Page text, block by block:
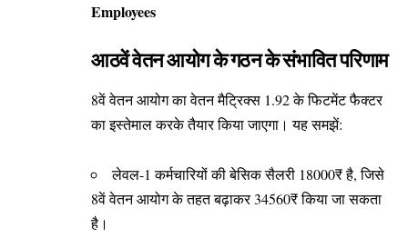
Employees
आठवें वेतन आयोग के गठन के संभावित परिणाम
8वें वेतन आयोग का वेतन मैट्रिक्स 1.92 के फिटमेंट फैक्टर
का इस्तेमाल करके तैयार किया जाएगा। यह समझें:
लेवल-1 कर्मचारियों की बेसिक सैलरी 18000₹ है, जिसे
8वें वेतन आयोग के तहत बढ़ाकर 34560₹ किया जा सकता
है।